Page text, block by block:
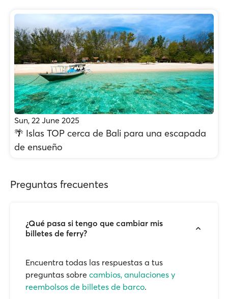
Sun, 22 June 2025
🌴 Islas TOP cerca de Bali para una escapada
de ensueño
Preguntas frecuentes
¿Qué pasa si tengo que cambiar mis
billetes de ferry?
Encuentra todas las respuestas a tus
preguntas sobre cambios, anulaciones y
reembolsos de billetes de barco.